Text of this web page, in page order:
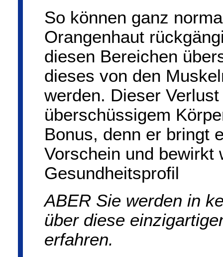
So können ganz
Orangenhaut
diesen Bereichen
dieses von den
werden. Dieser
überschüssigem
Bonus, denn er bringt
Vorschein und bewirkt
Gesundheitsprofil
ABER Sie werden in
über diese
erfahren.